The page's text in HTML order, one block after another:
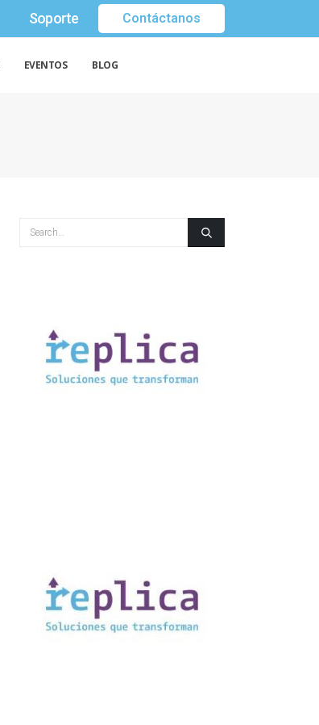
Soporte Contáctanos
EVENTOS BLOG